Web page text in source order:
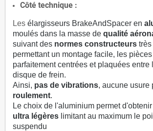
Côté technique :
Les élargisseurs BrakeAndSpacer en
moulés dans la masse de qualité
suivant des normes constructeurs très
permettant un montage facile, les
parfaitement centrées et plaquées entre
disque de frein.
Ainsi, pas de vibrations, aucune usure
roulement.
Le choix de l'aluminium permet
ultra légères limitant au maximum le
suspendu